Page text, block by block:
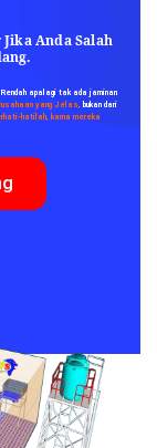
Jika Anda Salah
apalagi tak ada jaminan
yang Jelas, bukan dari
hatilah, karna mereka